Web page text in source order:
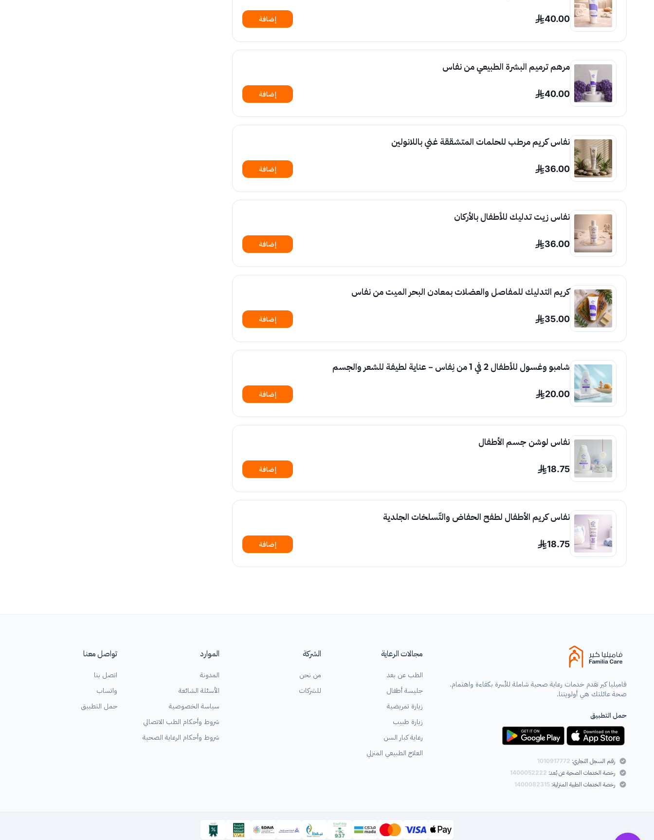
40.00 إضافة
مرهم ترميم البشرة الطبيعي من نفاس
40.00 إضافة
نفاس كريم مرطب للحلمات المتشققة غني باللانولين
36.00 إضافة
نفاس زيت تدليك للأطفال بالأركان
36.00 إضافة
كريم التدليك للمفاصل والعضلات بمعادن البحر الميت من نفاس
35.00 إضافة
شامبو وغسول للأطفال 2 في 1 من نِفاس – عناية لطيفة للشعر والجسم
20.00 إضافة
نفاس لوشن جسم الأطفال
18.75 إضافة
نفاس كريم الأطفال لطفح الحفاض والتّسلخات الجلدية
18.75 إضافة
فاميليا كير تقدم خدمات رعاية صحية شاملة للأسرة بكفاءة واهتمام.
صحة عائلتك هي أولويتنا.
حمل التطبيق
رقم السجل التجاري: 1010917772
رخصة الخدمات الصحية عن بُعد: 1400052222
رخصة الخدمات الطبية المنزلية: 1400082315
مجالات الرعاية
الطب عن بعد
جليسة أطفال
زيارة تمريضية
زيارة طبيب
رعاية كبار السن
العلاج الطبيعي المنزلي
الشركة
من نحن
للشركات
الموارد
المدونة
الأسئلة الشائعة
سياسة الخصوصية
شروط وأحكام الطب الاتصالي
شروط وأحكام الرعاية الصحية
تواصل معنا
اتصل بنا
واتساب
حمل التطبيق